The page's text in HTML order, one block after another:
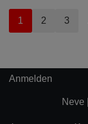
1 2 3
Anmelden
Neve